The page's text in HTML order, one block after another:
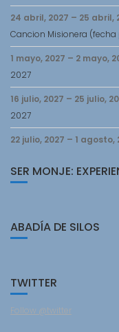
24 abril, 2027 – 25 abril,
Cancion Misionera
1 mayo, 2027 – 2 mayo,
2027
16 julio, 2027 – 25 julio,
2027
22 julio, 2027 – 1 agosto,
SER MONJE:
ABADÍA DE SILOS
TWITTER
Follow @twitter